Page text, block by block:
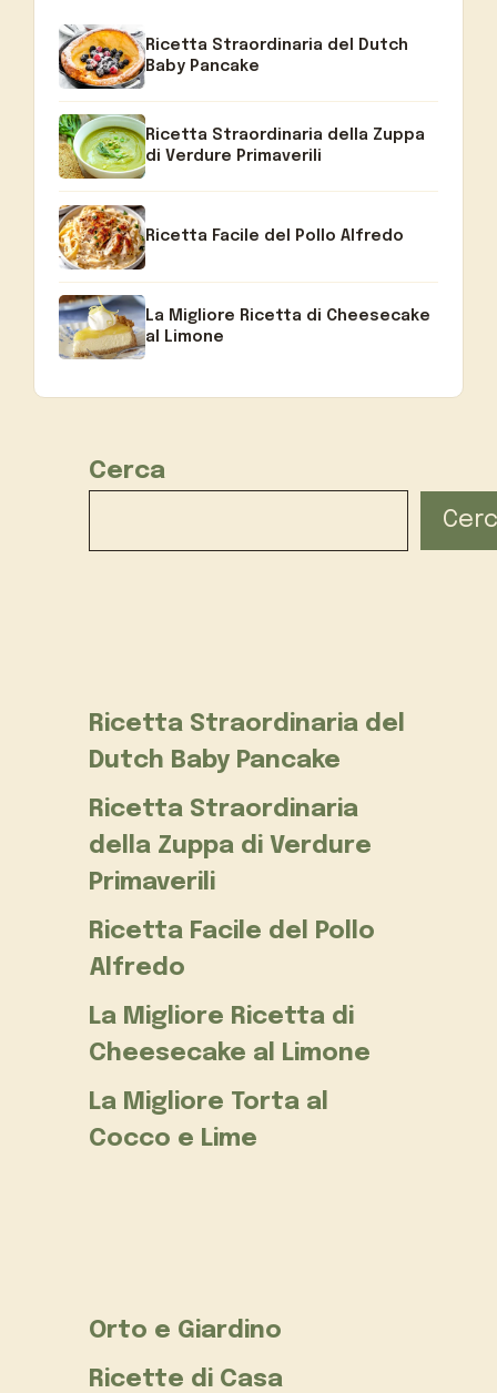
Ricetta Straordinaria del Dutch
Baby Pancake
Ricetta Straordinaria della Zuppa
di Verdure Primaverili
Ricetta Facile del Pollo Alfredo
La Migliore Ricetta di Cheesecake
al Limone
Cerca
Ricetta Straordinaria del
Dutch Baby Pancake
Ricetta Straordinaria
della Zuppa di Verdure
Primaverili
Ricetta Facile del Pollo
Alfredo
La Migliore Ricetta di
Cheesecake al Limone
La Migliore Torta al
Cocco e Lime
Orto e Giardino
Ricette di Casa